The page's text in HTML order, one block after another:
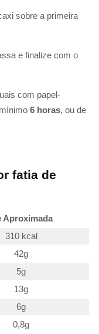
sobre a primeira
e finalize com o
com papel-
6 horas, ou de
fatia de
Aproximada
310 kcal
42g
5g
13g
6g
0,8g